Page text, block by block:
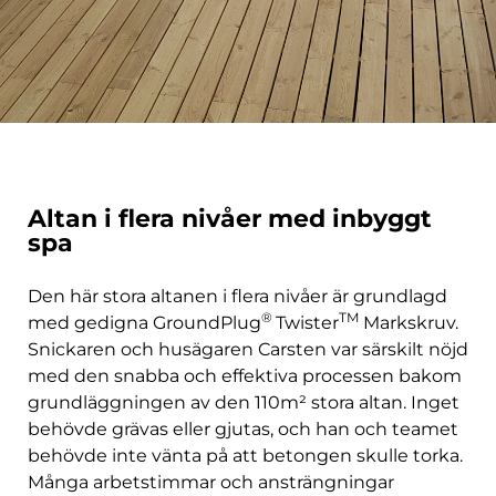
Altan i flera nivåer med inbyggt
spa
Den här stora altanen i flera nivåer är grundlagd
med gedigna GroundPlug® TwisterTM Markskruv.
Snickaren och husägaren Carsten var särskilt nöjd
med den snabba och effektiva processen bakom
grundläggningen av den 110m² stora altan. Inget
behövde grävas eller gjutas, och han och teamet
behövde inte vänta på att betongen skulle torka.
Många arbetstimmar och ansträngningar